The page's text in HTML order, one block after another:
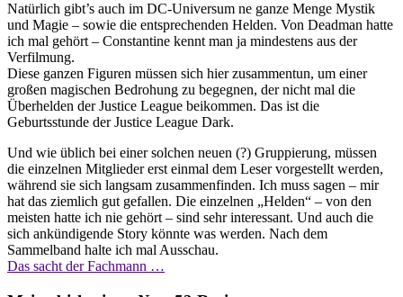
Natürlich gibt’s auch im DC-Universum ne ganze Menge Mystik
und Magie – sowie die entsprechenden Helden. Von Deadman hatte
ich mal gehört – Constantine kennt man ja mindestens aus der
Verfilmung.
Diese ganzen Figuren müssen sich hier zusammentun, um einer
großen magischen Bedrohung zu begegnen, der nicht mal die
Überhelden der Justice League beikommen. Das ist die
Geburtsstunde der Justice League Dark.
Und wie üblich bei einer solchen neuen (?) Gruppierung, müssen
die einzelnen Mitglieder erst einmal dem Leser vorgestellt werden,
während sie sich langsam zusammenfinden. Ich muss sagen – mir
hat das ziemlich gut gefallen. Die einzelnen „Helden“ – von den
meisten hatte ich nie gehört – sind sehr interessant. Und auch die
sich ankündigende Story könnte was werden. Nach dem
Sammelband halte ich mal Ausschau.
Das sacht der Fachmann …